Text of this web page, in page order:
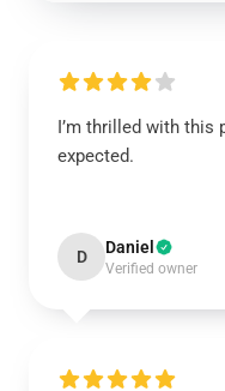
I’m thrilled with this
expected.
D Daniel
Verified owner